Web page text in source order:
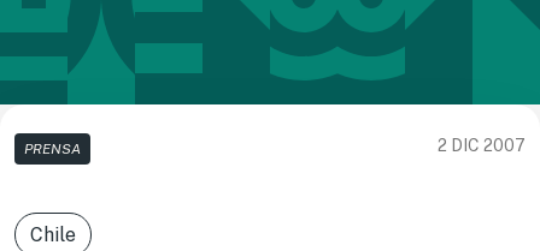
PRENSA 2 DIC 2007
Chile